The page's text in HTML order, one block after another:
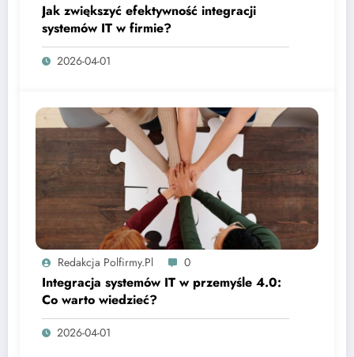
Jak zwiększyć efektywność integracji
systemów IT w firmie?
2026-04-01
Redakcja Polfirmy.pl 0
Integracja systemów IT w przemyśle 4.0:
Co warto wiedzieć?
2026-04-01